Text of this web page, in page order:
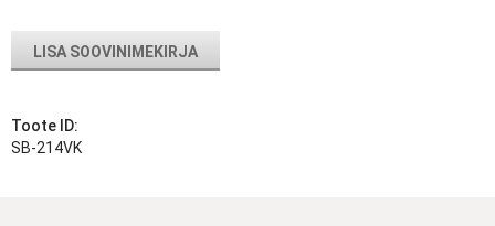
LISA SOOVINIMEKIRJA
Toote ID:
SB-214VK